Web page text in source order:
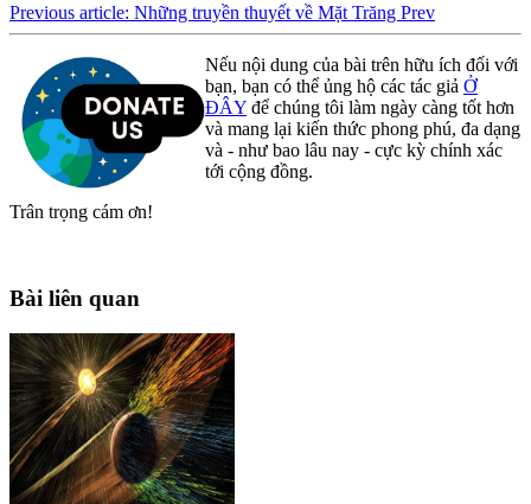
Previous article: Những truyền thuyết về Mặt Trăng Prev
Nếu nội dung của bài trên hữu ích đối với
bạn, bạn có thể ủng hộ các tác giả Ở
ĐÂY để chúng tôi làm ngày càng tốt hơn
và mang lại kiến thức phong phú, đa dạng
và - như bao lâu nay - cực kỳ chính xác
tới cộng đồng.
Trân trọng cám ơn!
Bài liên quan